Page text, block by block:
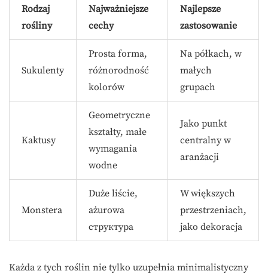
Rodzaj
rośliny
Najważniejsze
cechy
Najlepsze
zastosowanie
Sukulenty
Prosta forma,
różnorodność
kolorów
Na półkach, w
małych
grupach
Kaktusy
Geometryczne
kształty, małe
wymagania
wodne
Jako punkt
centralny w
aranżacji
Monstera
Duże liście,
ażurowa
структура
W większych
przestrzeniach,
jako dekoracja
Każda z tych roślin nie tylko uzupełnia minimalistyczny